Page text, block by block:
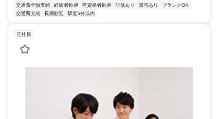
交通費全額支給
経験者歓迎 有資格者歓迎 研修あり 賞与あり
ブランクOK
交通費支給
長期歓迎 駅近5分以内
正社員